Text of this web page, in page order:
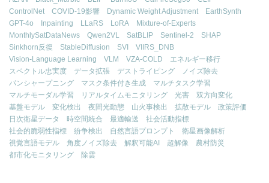
ControlNet
COVID-19影響 Dynamic Weight Adjustment
EarthSynth
GPT-4o
Inpainting LLaRS LoRA
Mixture-of-Experts
MonthlySatDataNews
Qwen2VL SatBLIP Sentinel-2
SHAP
Sinkhorn反復
StableDiffusion SVI
VIIRS_DNB
Vision-Language Learning
VLM VZA-COLD
エネルギー移行
スペクトル忠実度
データ拡張 デストライピング
ノイズ除去
パンシャープニング
マスク条件付き生成
マルチタスク学習
マルチモーダル学習
リアルタイムモニタリング 光害
双方向変化
基盤モデル
変化検出 夜間光動態 山火事検出 拡散モデル
政策評価
日次衛星データ
時空間統合 最適輸送
社会活動指標
社会的脆弱性指標
紛争検出 自然言語プロンプト
衛星画像解析
視覚言語モデル
角度ノイズ除去 解釈可能AI 超解像
農村防災
都市化モニタリング
除雲